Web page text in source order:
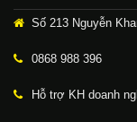
Số 213 Nguyễn
0868 988 396
Hỗ trợ KH doanh